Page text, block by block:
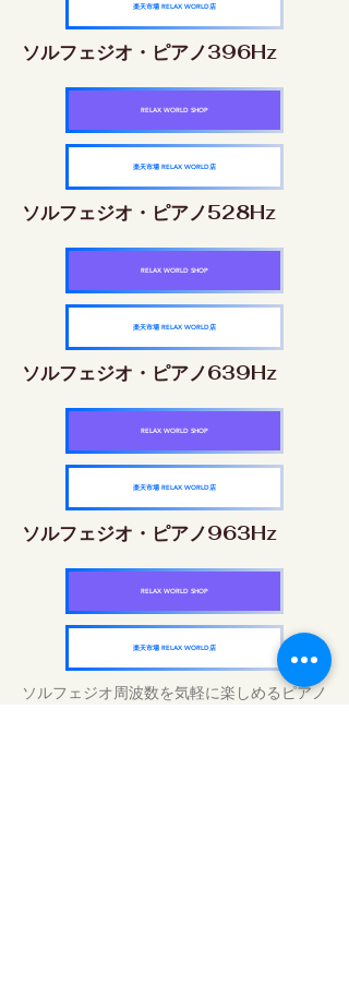
楽天市場 RELAX WORLD店
ソルフェジオ・ピアノ396Hz
RELAX WORLD SHOP
楽天市場 RELAX WORLD店
ソルフェジオ・ピアノ528Hz
RELAX WORLD SHOP
楽天市場 RELAX WORLD店
ソルフェジオ・ピアノ639Hz
RELAX WORLD SHOP
楽天市場 RELAX WORLD店
ソルフェジオ・ピアノ963Hz
RELAX WORLD SHOP
楽天市場 RELAX WORLD店
ソルフェジオ周波数を気軽に楽しめるピアノ